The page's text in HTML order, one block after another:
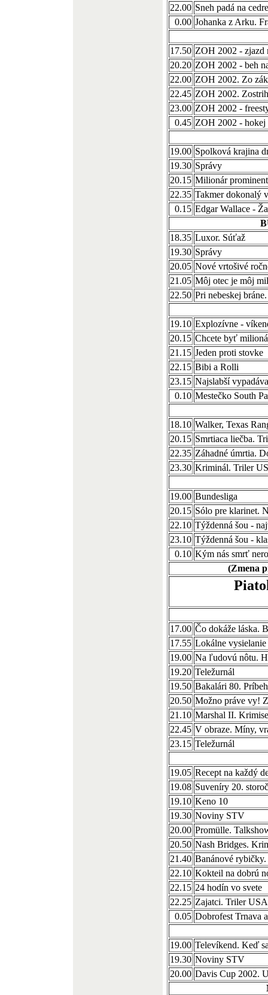
22.00 Sneh padá na
0.00 Johanka z Arku.
17.50 ZOH 2002 - zjazd
20.20 ZOH 2002 - beh
22.00 ZOH 2002. Zo
22.45 ZOH 2002.
23.00 ZOH 2002 -
0.45 ZOH 2002 - hokej
19.00 Spolková krajina
19.30 Správy
20.15 Milionár
22.35 Takmer dokonalý
0.15 Edgar Wallace -
18.35 Luxor. Súťaž
19.30 Správy
20.05 Nové vrtošivé
21.05 Môj otec je môj
22.50 Pri nebeskej
19.10 Explozívne -
20.15 Chcete byť
21.15 Jeden proti stovke
22.15 Bibi a Rolli
23.15 Najslabší
0.10 Mestečko South
18.10 Walker, Texas
20.15 Smrtiaca liečba.
22.35 Záhadné úmrtia.
23.30 Kriminál. Triler
19.00 Bundesliga
20.15 Sólo pre klarinet.
22.10 Týždenná šou -
23.10 Týždenná šou -
0.10 Kým nás smrť
(Zmena
17.00 Čo dokáže láska.
17.55 Lokálne vysielanie
19.00 Na ľudovú nôtu.
19.20 Teležurnál
19.50 Bakalári 80.
20.50 Možno práve vy!
21.10 Marshal II.
22.45 V obraze. Míny,
23.15 Teležurnál
19.05 Recept na každý
19.08 Suveníry 20.
19.10 Keno 10
19.30 Noviny STV
20.00 Promülle.
20.50 Nash Bridges.
21.40 Banánové
22.10 Kokteil na dobrú
22.15 24 hodín vo svete
22.25 Zajatci. Triler USA
0.05 Dobrofest Trnava
19.00 Televíkend. Keď
19.30 Noviny STV
20.00 Davis Cup 2002.